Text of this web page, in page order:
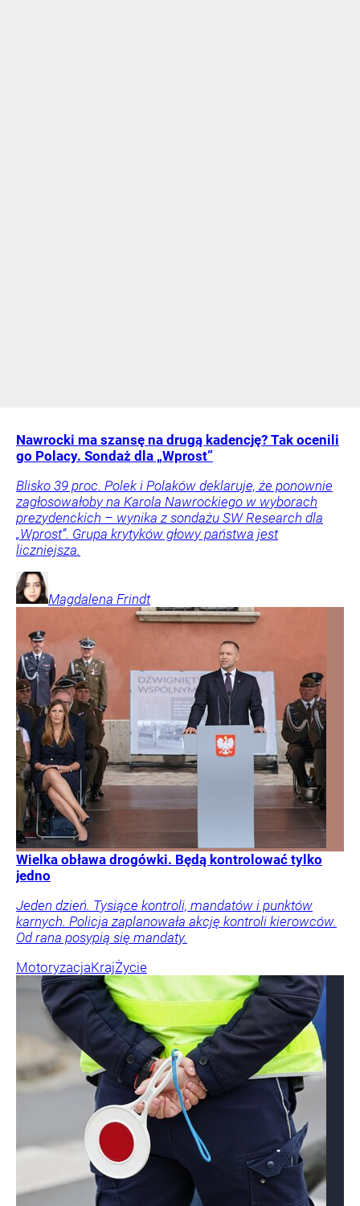
Nawrocki ma szansę na drugą kadencję? Tak ocenili
go Polacy. Sondaż dla „Wprost”
Blisko 39 proc. Polek i Polaków deklaruje, że ponownie
zagłosowałoby na Karola Nawrockiego w wyborach
prezydenckich – wynika z sondażu SW Research dla
„Wprost”. Grupa krytyków głowy państwa jest
liczniejsza.
Magdalena Frindt
Wielka obława drogówki. Będą kontrolować tylko
jedno
Jeden dzień. Tysiące kontroli, mandatów i punktów
karnych. Policja zaplanowała akcję kontroli kierowców.
Od rana posypią się mandaty.
MotoryzacjaKrajŻycie